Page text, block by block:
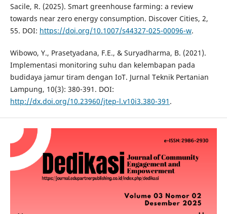
Sacile, R. (2025). Smart greenhouse farming: a review
towards near zero energy consumption. Discover Cities, 2,
55. DOI: https://doi.org/10.1007/s44327-025-00096-w.
Wibowo, Y., Prasetyadana, F.E., & Suryadharma, B. (2021).
Implementasi monitoring suhu dan kelembapan pada
budidaya jamur tiram dengan IoT. Jurnal Teknik Pertanian
Lampung, 10(3): 380-391. DOI:
http://dx.doi.org/10.23960/jtep-l.v10i3.380-391 .